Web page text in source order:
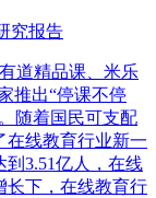
究报告
道精品课、米乐
推出“停课不停
随着国民可支配
在线教育行业新一
到3.51亿人，在线
长下，在线教育行